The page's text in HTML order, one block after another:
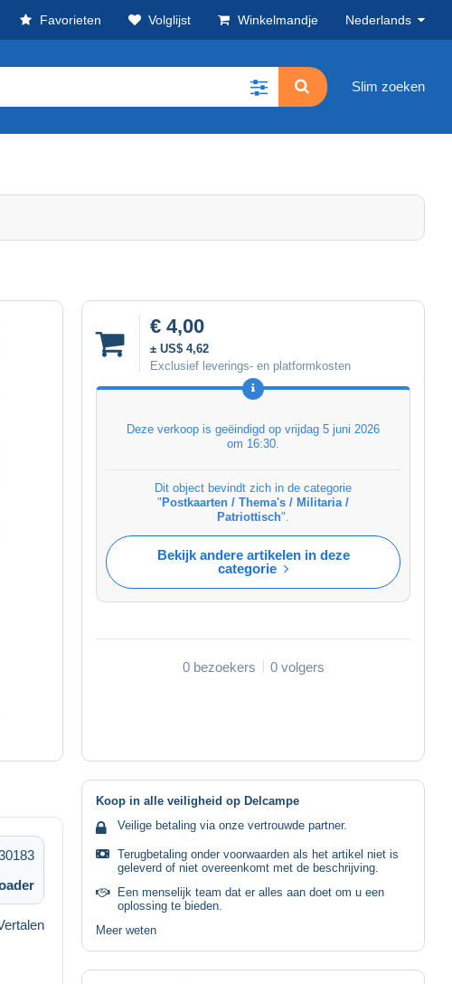
Favorieten Volglijst Winkelmandje Nederlands
Slim zoeken
€ 4,00
± US$ 4,62
Exclusief leverings- en platformkosten
Deze verkoop is geëindigd op vrijdag 5 juni 2026
om 16:30
Dit object bevindt zich in de categorie
" Postkaarten / Thema's / Militaria /
Patriottisch".
Bekijk andere artikelen in deze
categorie
0 bezoekers 0 volgers
Koop in alle veiligheid op Delcampe
Veilige betaling via onze vertrouwde partner.
Terugbetaling onder voorwaarden als het artikel niet is
geleverd of niet overeenkomt met de beschrijving.
Een menselijk team dat er alles aan doet om u een
oplossing te bieden.
Meer weten